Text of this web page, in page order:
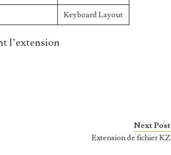
Keyboard Layout
l’extension
Next Post
Extension de fichier KZ